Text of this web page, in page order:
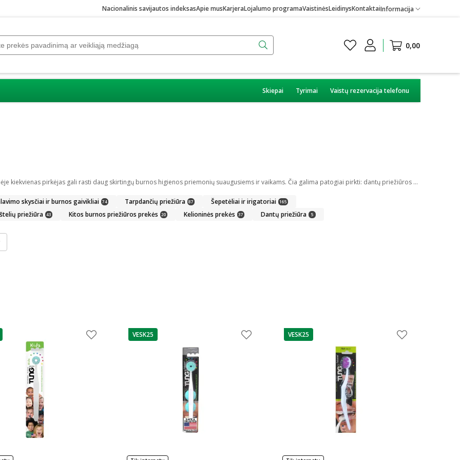
Nacionalinis savijautos indeksasApie musKarjeraLojalumo programaVaistinėsLeidinysKontaktaiInformacija
0,00
Skiepai Tyrimai Vaistų rezervacija telefonu
Burnos higiena yra svarbi kiekvienam iš mūsų. Internetinėje vaistinėje kiekvienas pirkėjas gali rasti daug skirtingų burnos higienos priemonių suaugusiems ir vaikams. Čia galima patogiai pirkti: dantų priežiūros priemones, kaip dantų pasta ar skalavimo skystis, dantų šepetėlius ir irigatorius, protezus ir plokštelių priežiūros priemones bei skirtingus gelius ar tepalus.
skysčiai ir burnos gaivikliai 74 Tarpdančių priežiūra 87 Šepetėliai ir irigatoriai 165
priežiūra 43 Kitos burnos priežiūros prekės 20 Kelioninės prekės 37 Dantų priežiūra 5
patarimas
VESK25 patarimas
VESK25